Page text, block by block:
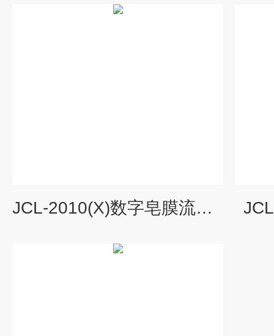
JCL-2010(X)数字皂膜流量计